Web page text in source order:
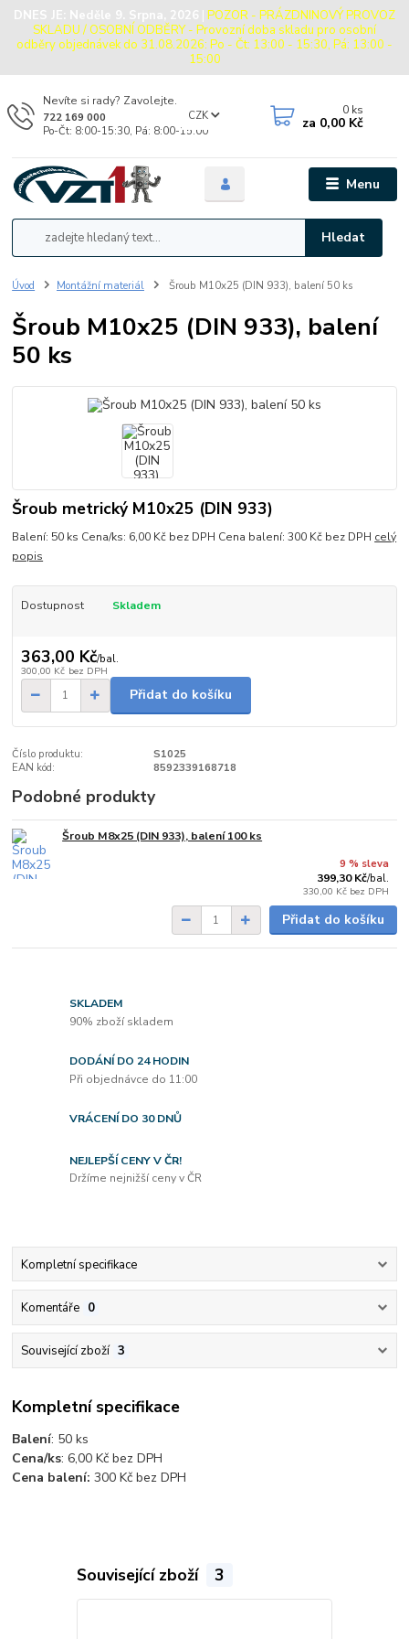
DNES JE: Neděle 9. Srpna, 2026 | POZOR - PRÁZDNINOVÝ PROVOZ
SKLADU / OSOBNÍ ODBĚRY - Provozní doba skladu pro osobní
odběry objednávek do 31.08.2026: Po - Čt: 13:00 - 15:30, Pá: 13:00 -
15:00
Menu
CZK
Hledat
Nevíte si rady? Zavolejte.
722 169 000
Po-Čt: 8:00-15:30, Pá: 8:00-15:00
0 ks
za 0,00 Kč
Úvod Montážní materiál Šroub M10x25 (DIN 933), balení 50 ks
Šroub M10x25 (DIN 933), balení
50 ks
Šroub metrický M10x25 (DIN 933)
Balení: 50 ks Cena/ks: 6,00 Kč bez DPH Cena balení: 300 Kč bez DPH celý
popis
Dostupnost Skladem
363,00 Kč/bal.
300,00 Kč bez DPH
Přidat do košíku
Číslo produktu:
S1025
EAN kód:
8592339168718
Podobné produkty
Šroub M8x25 (DIN 933), balení 100 ks
9 % sleva
399,30 Kč/bal.
330,00 Kč bez DPH
Přidat do košíku
SKLADEM
90% zboží skladem
DODÁNÍ DO 24 HODIN
Při objednávce do 11:00
VRÁCENÍ DO 30 DNŮ
NEJLEPŠÍ CENY V ČR!
Držíme nejnižší ceny v ČR
Kompletní specifikace
Komentáře 0
Související zboží 3
Kompletní specifikace
Balení: 50 ks
Cena/ks: 6,00 Kč bez DPH
Cena balení: 300 Kč bez DPH
Související zboží 3